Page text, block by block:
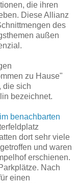
die ihren
Diese Allianz
des
außen
zu Hause"
die sich
bezeichnet.
benachbarten
dort sehr viele
und waren
erschienen.
Nach
einen